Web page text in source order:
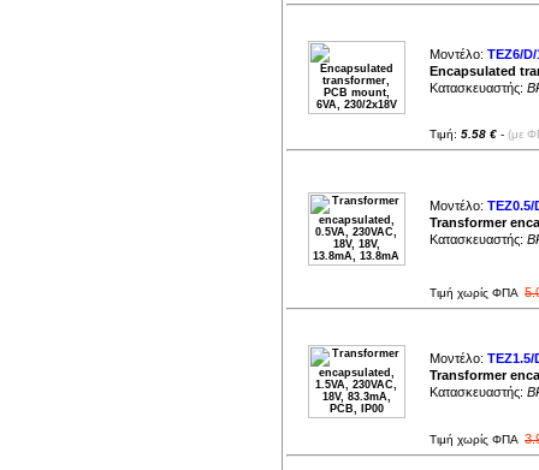
2.5A (3)
2500mA (
2666.6mA (1)
2667mA (1)
2750mA (1)
2778mA (1)
2917mA (1)
3667mA (1)
4.58A (1)
5A ( 1)
6.1A (
Μοντέλο: TEZ6/
Encapsulated
Κατασκευαστής:
Τιμή: 5.58 € - (με
Μοντέλο: TEZ0.5/
Transformer
Κατασκευαστής:
Τιμή χωρίς ΦΠΑ
Μοντέλο: TEZ1.5/
Transformer
Κατασκευαστής:
Τιμή χωρίς ΦΠΑ